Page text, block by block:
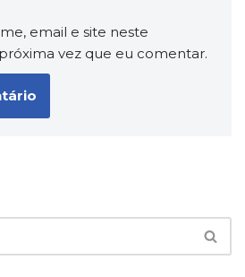
email e site neste
vez que eu comentar.